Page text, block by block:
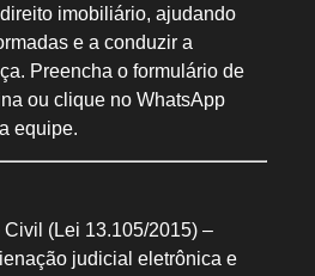
imobiliário, ajudando
e a conduzir a
Preencha o formulário de
ou clique no WhatsApp
equipe.
(Lei 13.105/2015) –
judicial eletrônica e